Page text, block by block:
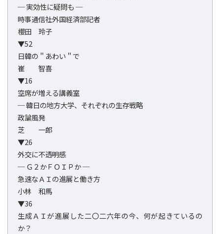
─ 実効性に疑問も ─
時事通信社外国経済部記者
櫻田 玲子
▼52
日韓の＂あわい＂で
崔 智喜
▼16
空席が増える講義室
─ 韓日の地方大学、それぞれの生存戦略
政論風発
芝 一郎
▼26
外交に不透明感
─ Ｇ２かＦＯＩＰか ─
急速なＡＩの進展と働き方
小林 和馬
▼36
生成ＡＩが進展した二〇二六年の今、何が起きているの
か？